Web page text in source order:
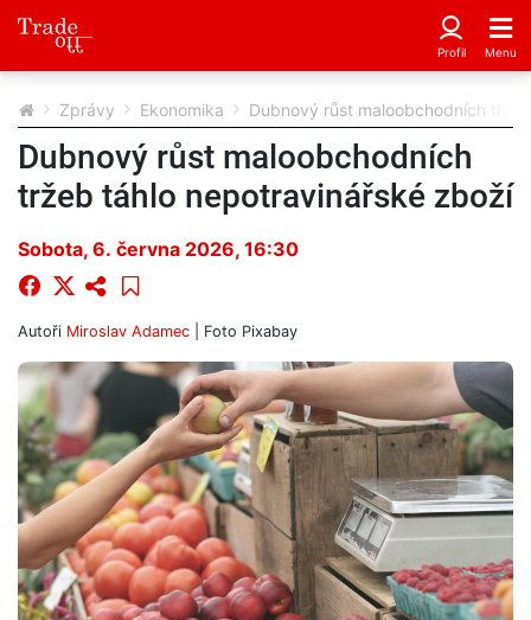
Zprávy Ekonomika Dubnový růst maloobchodních
Dubnový růst maloobchodních
tržeb táhlo nepotravinářské zboží
Sobota, 6. června 2026, 16:30
Autoři Miroslav Adamec | Foto Pixabay